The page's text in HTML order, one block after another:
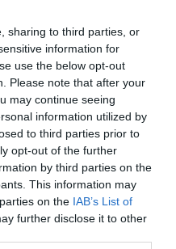
sharing to third parties, or
information for
use the below opt-out
Please note that after your
may continue seeing
information utilized by
to third parties prior to
opt-out of the further
by third parties on the
This information may
on the IAB’s List of
further disclose it to other
“Offerta per
logica di potere”